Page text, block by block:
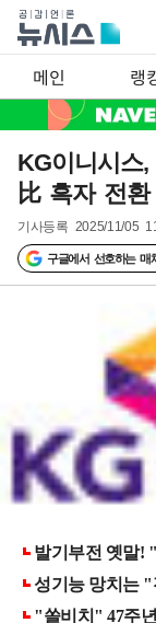
메인 랭
KG이니시스
比 흑자 전환
기사등록 2025/11/05
구글에서 선호하는 매